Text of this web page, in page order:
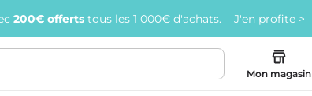
200€ offerts tous les 1 000€ d'achats. J'en profite >
Mon magasin